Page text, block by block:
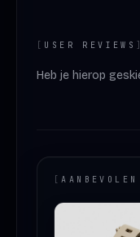
[ USER REVIEWS ]
Heb je hierop
[AANBEVOLEN